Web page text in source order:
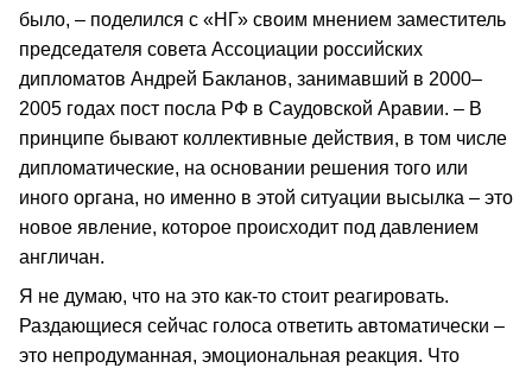
было, – поделился с «НГ» своим мнением заместитель
председателя совета Ассоциации российских
дипломатов Андрей Бакланов, занимавший в 2000–
2005 годах пост посла РФ в Саудовской Аравии. – В
принципе бывают коллективные действия, в том числе
дипломатические, на основании решения того или
иного органа, но именно в этой ситуации высылка – это
новое явление, которое происходит под давлением
англичан.
Я не думаю, что на это как-то стоит реагировать.
Раздающиеся сейчас голоса ответить автоматически –
это непродуманная, эмоциональная реакция. Что